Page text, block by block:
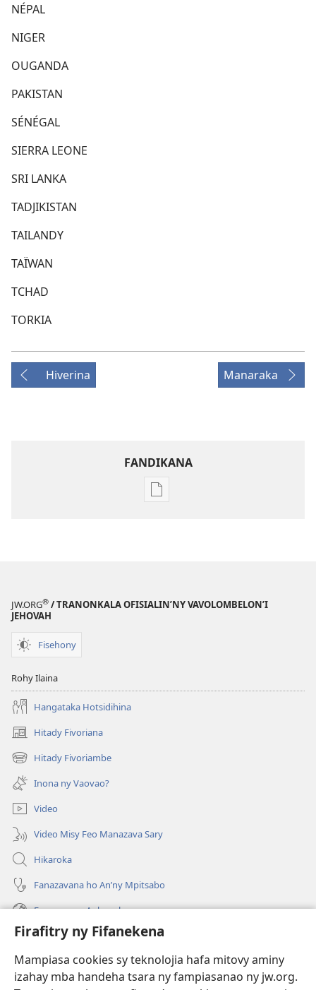
Firafitry ny Fifanekena
Mampiasa cookies sy teknolojia hafa mitovy aminy
izahay mba handeha tsara ny fampiasanao ny jw.org.
NÉPAL
NIGER
OUGANDA
PAKISTAN
SÉNÉGAL
SIERRA LEONE
SRI LANKA
TADJIKISTAN
TAILANDY
TAÏWAN
TCHAD
TORKIA
Hiverina Manaraka
FANDIKANA
Fandikana
JW.ORG® / TRANONKALA OFISIALIN’NY VAVOLOMBELON’I
JEHOVAH
Fisehony
Rohy Ilaina
Hangataka Hotsidihina
Hitady Fivoriana
(manokatra
rohy) Hitady Fivoriambe
(manokatra
rohy) Inona ny Vaovao?
Video
Video Misy Feo Manazava Sary
Hikaroka
Fanazavana ho An’ny Mpitsabo
Fanazavana Ankapobeny
Fanampiana
Fanomezana
(manokatra